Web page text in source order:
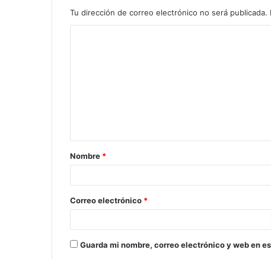
Tu dirección de correo electrónico no será publicada.
Nombre *
Correo electrónico *
Guarda mi nombre, correo electrónico y web en